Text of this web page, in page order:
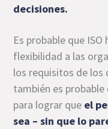
decisiones.
Es probable que
flexibilidad a las
los requisitos de los
también es
para lograr que el
sea – sin que lo